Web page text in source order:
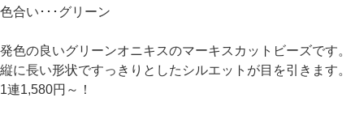
色合い･･･グリーン
発色の良いグリーンオニキスのマーキスカットビーズです。
縦に長い形状ですっきりとしたシルエットが目を引きます。
1連1,580円～！